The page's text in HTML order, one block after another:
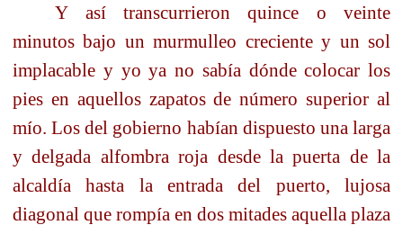
Y así transcurrieron quince o veinte
minutos bajo un murmulleo creciente y un sol
implacable y yo ya no sabía dónde colocar los
pies en aquellos zapatos de número superior al
mío. Los del gobierno habían dispuesto una larga
y delgada alfombra roja desde la puerta de la
alcaldía hasta la entrada del puerto, lujosa
diagonal que rompía en dos mitades aquella plaza